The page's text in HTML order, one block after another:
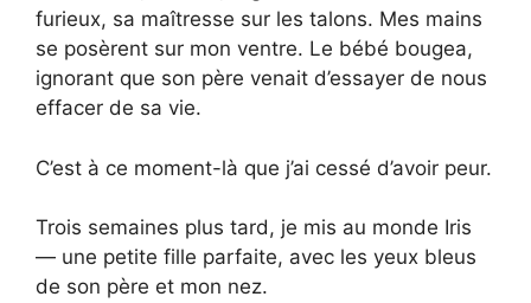
furieux, sa maîtresse sur les talons. Mes mains
se posèrent sur mon ventre. Le bébé bougea,
ignorant que son père venait d’essayer de nous
effacer de sa vie.
C’est à ce moment-là que j’ai cessé d’avoir peur.
Trois semaines plus tard, je mis au monde Iris
— une petite fille parfaite, avec les yeux bleus
de son père et mon nez.